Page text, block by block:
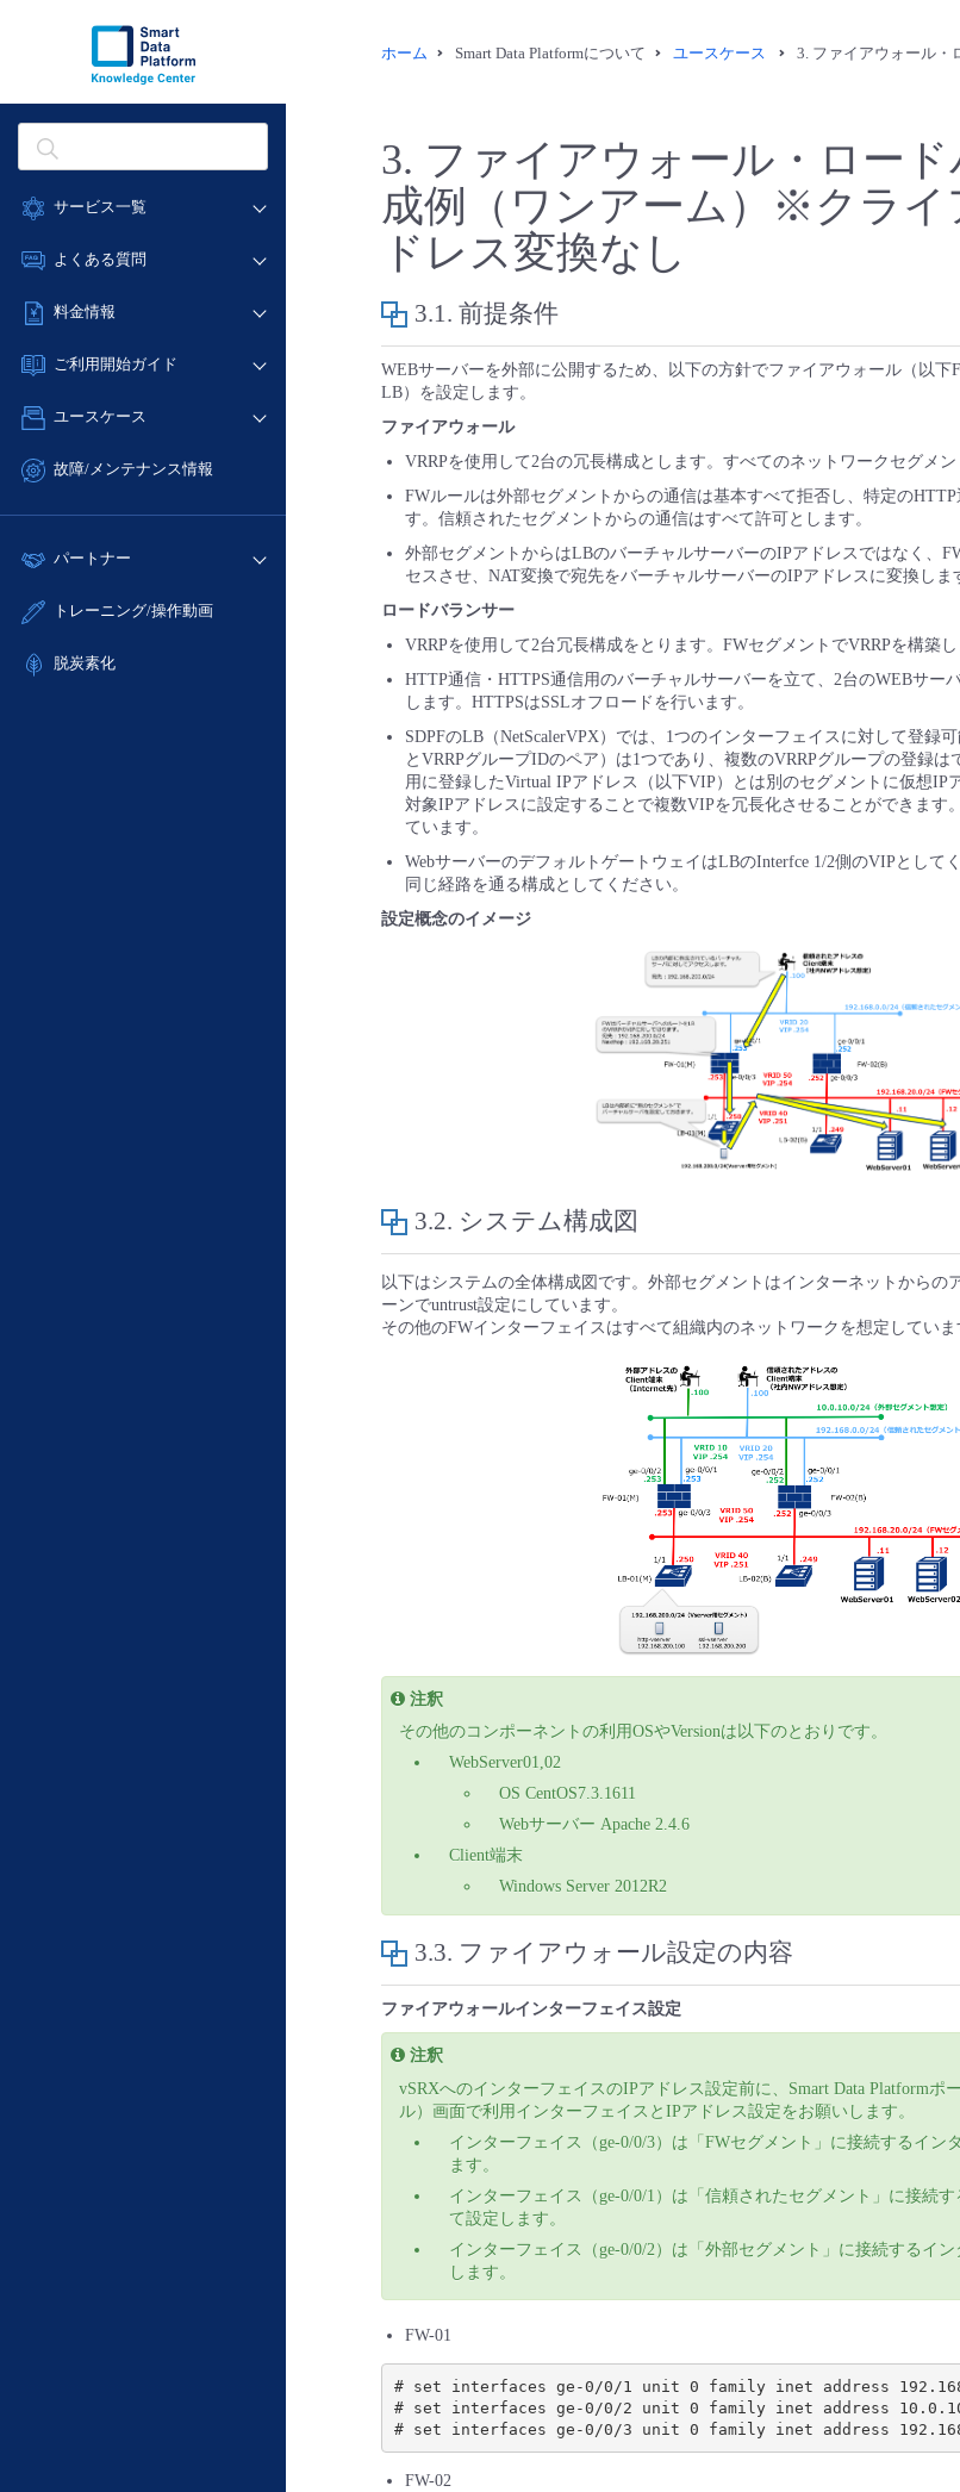
サービス一覧
データ利活用
ネットワーク
IoT
サポート
管理機能
よくある質問
データ利活用
ネットワーク
IoT
サポート
管理機能
すべてのメニューを見る
料金情報
料金シミュレーター
クラウド/サーバー
ネットワーク
サポート
すべてのメニューを見る
ご利用開始ガイド
■ 管理機能
- 初期設定・確認
- ユーザー機能の管理
- APIリファレンス
ユースケース
- バックアップ
- IoT
- ITインフラストラクチャー
故障/メンテナンス情報
サービス稼働状況
故障/メンテナンス履歴
定期メンテナンス
パートナー
販売パートナー向けプログラム
トレーニング/操作動画
脱炭素化
ホーム Smart Data Platformについて ユースケース 3. ファイアウォール・
3. ファイアウォール・ロー
成例（ワンアーム）※クライ
ドレス変換なし
3.1. 前提条件
WEBサーバーを外部に公開するため、以下の方針でファイアウォール（以下
LB）を設定します。
ファイアウォール
VRRPを使用して2台の冗長構成とします。すべてのネットワークセグメン
FWルールは外部セグメントからの通信は基本すべて拒否し、特定の
す。信頼されたセグメントからの通信はすべて許可とします。
外部セグメントからはLBのバーチャルサーバーのIPアドレスではなく、
セスさせ、NAT変換で宛先をバーチャルサーバーのIPアドレスに変換しま
ロードバランサー
VRRPを使用して2台冗長構成をとります。FWセグメントでVRRPを構築し
HTTP通信・HTTPS通信用のバーチャルサーバーを立て、2台のWEBサー
します。HTTPSはSSLオフロードを行います。
SDPFのLB（NetScalerVPX）では、1つのインターフェイスに対して登録
とVRRPグループIDのペア）は1つであり、複数のVRRPグループの登録は
用に登録したVirtual IPアドレス（以下VIP）とは別のセグメントに仮想IP
対象IPアドレスに設定することで複数VIPを冗長化させることができます
ています。
WebサーバーのデフォルトゲートウェイはLBのInterfce 1/2側のVIPとして
同じ経路を通る構成としてください。
設定概念のイメージ
3.2. システム構成図
以下はシステムの全体構成図です。外部セグメントはインターネットからの
ーンでuntrust設定にしています。
その他のFWインターフェイスはすべて組織内のネットワークを想定していま
注釈
その他のコンポーネントの利用OSやVersionは以下のとおりです。
WebServer01,02
OS CentOS7.3.1611
Webサーバー Apache 2.4.6
Client端末
Windows Server 2012R2
3.3. ファイアウォール設定の内容
ファイアウォールインターフェイス設定
注釈
vSRXへのインターフェイスのIPアドレス設定前に、Smart Data Platformポ
ル）画面で利用インターフェイスとIPアドレス設定をお願いします。
インターフェイス（ge-0/0/3）は「FWセグメント」に接続するイン
ます。
インターフェイス（ge-0/0/1）は「信頼されたセグメント」に接続
て設定します。
インターフェイス（ge-0/0/2）は「外部セグメント」に接続するイ
します。
FW-01
# set interfaces ge-0/0/1 unit 0 family inet address
# set interfaces ge-0/0/2 unit 0 family inet address
FW-02